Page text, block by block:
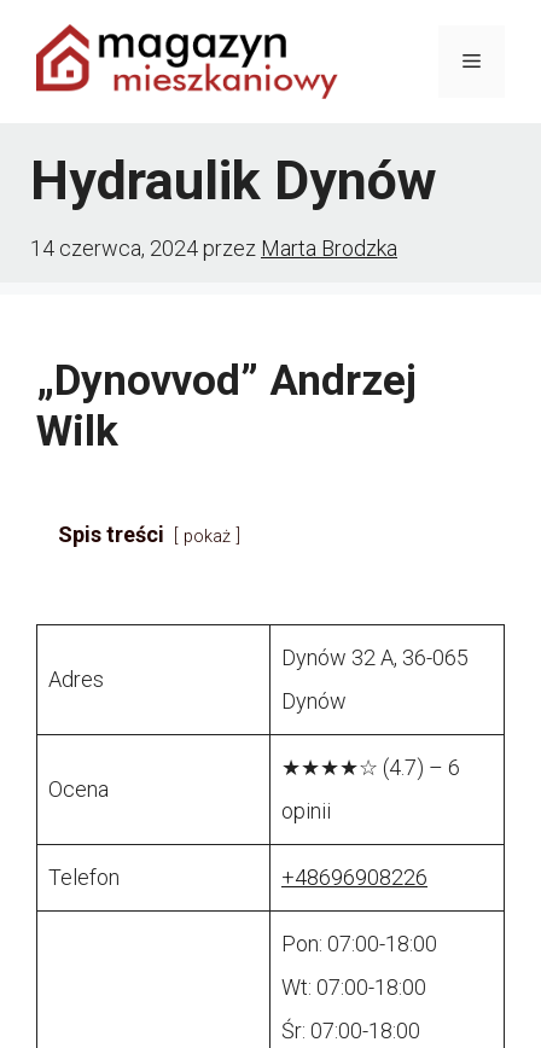
Przejdź
Menu
Hydraulik Dynów
14 czerwca, 2024przez Marta Brodzka
„Dynovvod” Andrzej
Wilk
Spis treści pokaż
Adres
Dynów 32 A, 36-065
Dynów
Ocena
★★★★☆ (4.7) – 6
opinii
Telefon +48696908226
Pon: 07:00-18:00
Wt: 07:00-18:00
Śr: 07:00-18:00